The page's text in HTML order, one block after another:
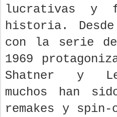
lucrativas y
historia. Desde
con la serie
1969
Shatner y
muchos han
remakes y